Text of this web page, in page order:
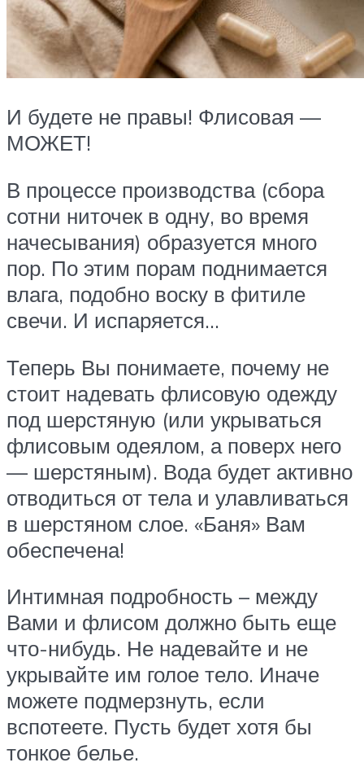
И будете не правы! Флисовая —
МОЖЕТ!
В процессе производства (сбора
сотни ниточек в одну, во время
начесывания) образуется много
пор. По этим порам поднимается
влага, подобно воску в фитиле
свечи. И испаряется…
Теперь Вы понимаете, почему не
стоит надевать флисовую одежду
под шерстяную (или укрываться
флисовым одеялом, а поверх него
— шерстяным). Вода будет активно
отводиться от тела и улавливаться
в шерстяном слое. «Баня» Вам
обеспечена!
Интимная подробность – между
Вами и флисом должно быть еще
что-нибудь. Не надевайте и не
укрывайте им голое тело. Иначе
можете подмерзнуть, если
вспотеете. Пусть будет хотя бы
тонкое белье.